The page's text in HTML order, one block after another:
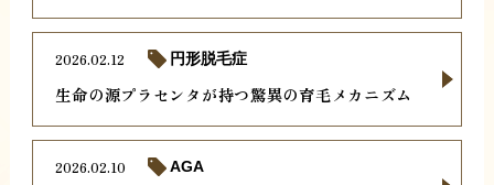
生命の源プラセンタが持つ驚異の育毛メカニズム
2026.02.12 円形脱毛症
2026.02.10 AGA